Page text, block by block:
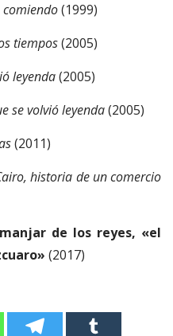
comiendo(1999)
tiempos(2005)
leyenda(2005)
se volvió leyenda(2005)
(2011)
historia de un comercio
de los reyes, «el
(2017)